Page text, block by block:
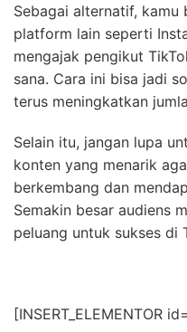
Sebagai alternatif, kamu
platform lain seperti
mengajak pengikut
sana. Cara ini bisa jadi
terus meningkatkan
Selain itu, jangan lupa
konten yang menarik
berkembang dan
Semakin besar audiens
peluang untuk sukses di
[INSERT_ELEMENTOR